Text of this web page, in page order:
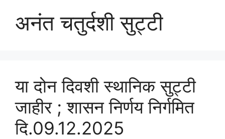
अनंत चतुर्दशी सुट्टी
या दोन दिवशी स्थानिक सुट्टी
जाहीर ; शासन निर्णय निर्गमित
दि.09.12.2025